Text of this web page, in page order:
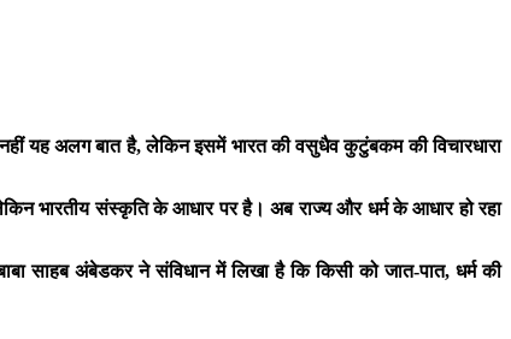
यह अलग बात है, लेकिन इसमें भारत की वसुधैव कुटुंबकम की विचारधारा
भारतीय संस्कृति के आधार पर है। अब राज्य और धर्म के आधार हो रहा
साहब अंबेडकर ने संविधान में लिखा है कि किसी को जात-पात, धर्म की